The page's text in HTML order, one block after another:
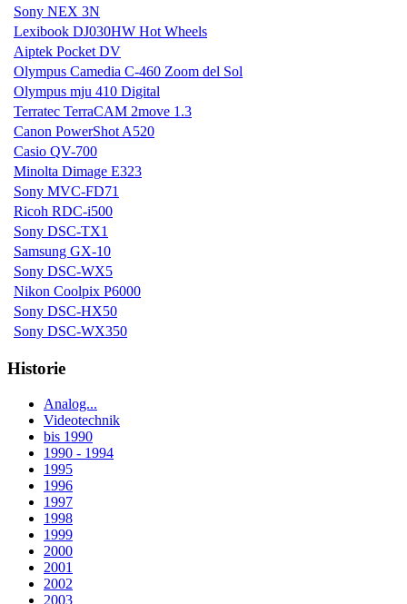
Sony NEX 3N
Lexibook DJ030HW Hot Wheels
Aiptek Pocket DV
Olympus Camedia C-460 Zoom del Sol
Olympus mju 410 Digital
Terratec TerraCAM 2move 1.3
Canon PowerShot A520
Casio QV-700
Minolta Dimage E323
Sony MVC-FD71
Ricoh RDC-i500
Sony DSC-TX1
Samsung GX-10
Sony DSC-WX5
Nikon Coolpix P6000
Sony DSC-HX50
Sony DSC-WX350
Historie
Analog...
Videotechnik
bis 1990
1990 - 1994
1995
1996
1997
1998
1999
2000
2001
2002
2003